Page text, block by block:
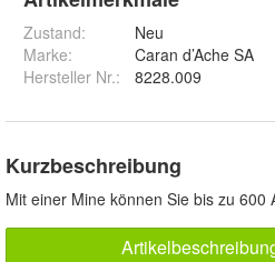
Zustand:
Neu
Marke:
Caran d’Ache SA
Hersteller Nr.:
8228.009
Kurzbeschreibung
Mit einer Mine können Sie bis zu 600